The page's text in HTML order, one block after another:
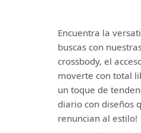
Encuentra la
buscas con
crossbody, el
moverte con total
un toque de
diario con diseños
renuncian al estilo!